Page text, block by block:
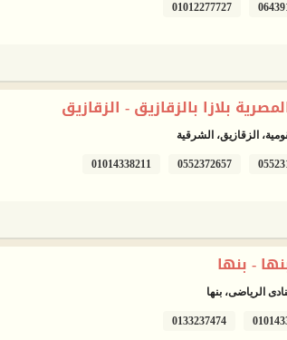
01012277727
بلازا بالزقازيق - الزقازيق
0552372657
01014338211
- بنها
الرياضى، بنها
0133237474